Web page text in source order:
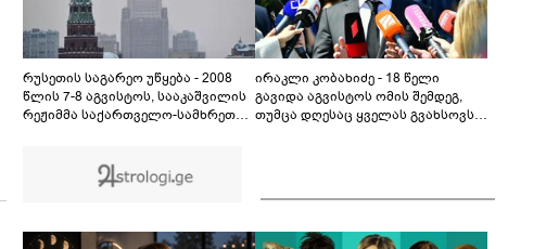
"იპოვონ ერთი გოგონა, ვისაც გიგა
სექსუალურად ავიწროებდა - თუ გამოჩნდება 10
000 ლარს ოფიციალურად, სახალხოდ
გადავცემ" - ეკა კუპატაძე განცხადებას
ავრცელებს
რუსეთის საგარეო უწყება - 2008
წლის 7-8 აგვისტოს, სააკაშვილის
რეჟიმმა საქართველო-სამხრეთ
ყველა შეთანხმების დარღვევით,
სამხრეთ ოსეთის წინააღმდეგ
ირაკლი კობახიძე - 18 წელი
გავიდა აგვისტოს ომის შემდეგ,
თუმცა დღესაც ყველას გვახსოვს,